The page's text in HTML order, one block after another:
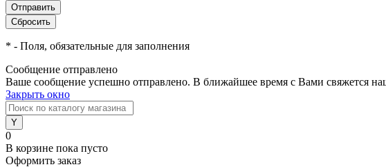
* - Поля, обязательные для заполнения
Сообщение отправлено
Ваше сообщение успешно отправлено. В ближайшее время с Вами свяжется
Закрыть окно
0
В корзине пока пусто
Оформить заказ